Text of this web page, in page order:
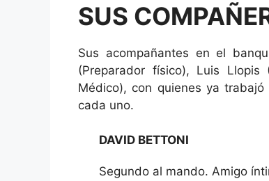
SUS
Sus acompañantes en el
(Preparador físico), Luis
Médico), con quienes ya
cada uno.
DAVID BETTONI
Segundo al mando. Amigo